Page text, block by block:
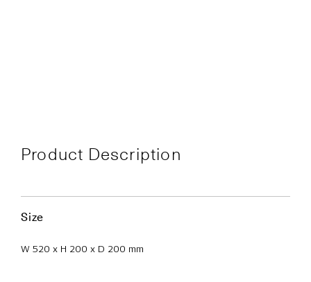
Product Description
Size
W 520 x H 200 x D 200 mm